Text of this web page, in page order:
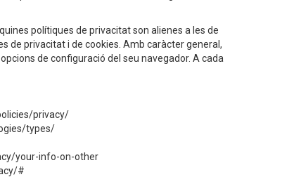
polítiques de privacitat son alienes a les de
de privacitat i de cookies. Amb caràcter general,
de configuració del seu navegador. A cada
privacy/
types/
your-info-on-other
#